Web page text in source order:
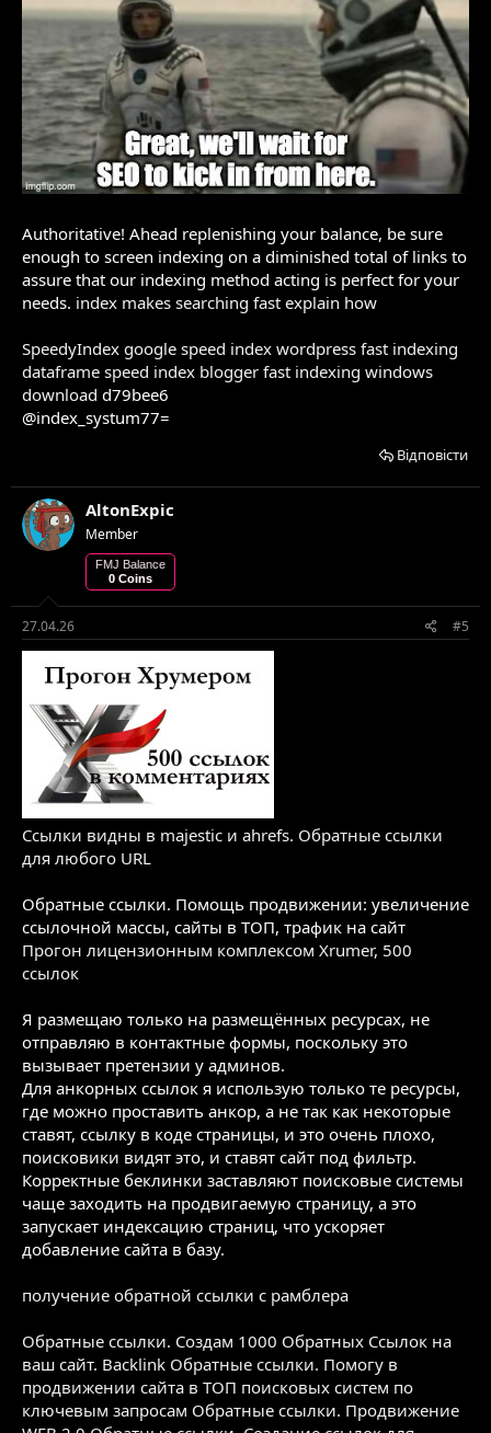
Authoritative! Ahead replenishing your balance, be sure
enough to screen indexing on a diminished total of links to
assure that our indexing method acting is perfect for your
needs. index makes searching fast explain how
SpeedyIndex google speed index wordpress fast indexing
dataframe speed index blogger fast indexing windows
download d79bee6
@index_systum77=
Відповісти
AltonExpic
Member
FMJ Balance
0 Coins
27.04.26 #5
Cсылки видны в majestic и ahrefs. Обратные ссылки
для любого URL
Обратные ссылки. Помощь продвижении: увеличение
ссылочной массы, сайты в ТОП, трафик на сайт
Прогон лицензионным комплексом Xrumer, 500
ссылок
Я размещаю только на размещённых ресурсах, не
отправляю в контактные формы, поскольку это
вызывает претензии у админов.
Для анкорных ссылок я использую только те ресурсы,
где можно проставить анкор, а не так как некоторые
ставят, ссылку в коде страницы, и это очень плохо,
поисковики видят это, и ставят сайт под фильтр.
Корректные беклинки заставляют поисковые системы
чаще заходить на продвигаемую страницу, а это
запускает индексацию страниц, что ускоряет
добавление сайта в базу.
получение обратной ссылки с рамблера
Обратные ссылки. Создам 1000 Обратных Ссылок на
ваш сайт. Backlink Обратные ссылки. Помогу в
продвижении сайта в ТОП поисковых систем по
ключевым запросам Обратные ссылки. Продвижение